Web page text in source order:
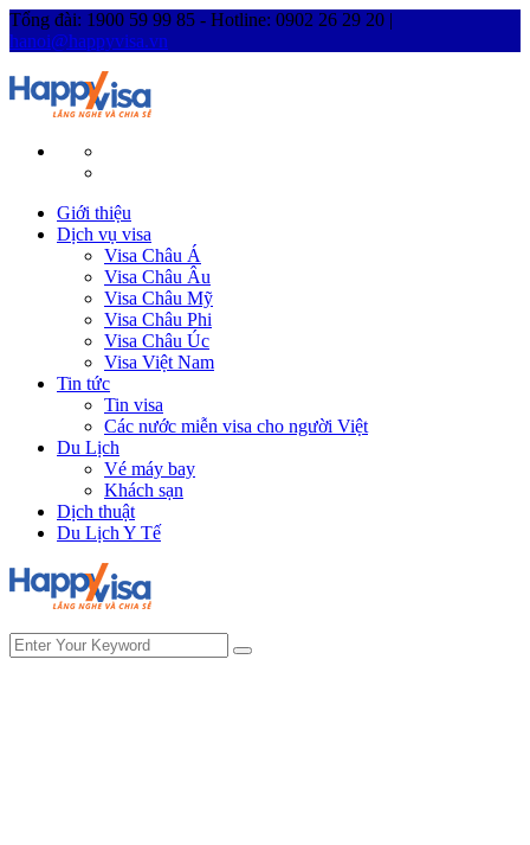
Tổng đài: 1900 59 99 85 - Hotline: 0902 26 29 20 |
hanoi@happyvisa.vn
Giới thiệu
Dịch vụ visa
Visa Châu Á
Visa Châu Âu
Visa Châu Mỹ
Visa Châu Phi
Visa Châu Úc
Visa Việt Nam
Tin tức
Tin visa
Các nước miễn visa cho người Việt
Du Lịch
Vé máy bay
Khách sạn
Dịch thuật
Du Lịch Y Tế